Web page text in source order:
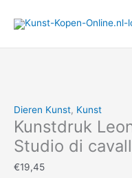
naar
Dieren Kunst, Kunst
Kunstdruk
Studio di
€19,45